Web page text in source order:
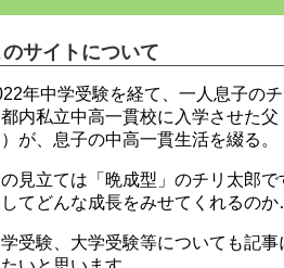
サイトについて
年中学受験を経て、一人息子の
内私立中高一貫校に入学させた父
が、息子の中高一貫生活を綴る。
見立ては「晩成型」のチリ太郎で
てどんな成長をみせてくれるのか
受験、大学受験等についても記事